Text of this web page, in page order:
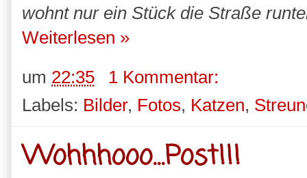
wohnt nur ein Stück die Straße
Weiterlesen »
um 22:35
1 Kommentar:
Labels: Bilder, Fotos, Katzen,
Wohhhooo...Post!!!